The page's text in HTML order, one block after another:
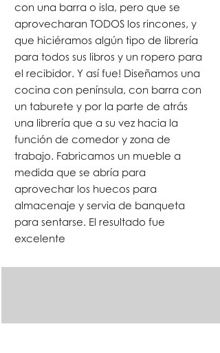
con una barra o isla, pero que se
aprovecharan TODOS los rincones, y
que hiciéramos algún tipo de librería
para todos sus libros y un ropero para
el recibidor. Y así fue! Diseñamos una
cocina con península, con barra con
un taburete y por la parte de atrás
una librería que a su vez hacia la
función de comedor y zona de
trabajo. Fabricamos un mueble a
medida que se abría para
aprovechar los huecos para
almacenaje y servia de banqueta
para sentarse. El resultado fue
excelente